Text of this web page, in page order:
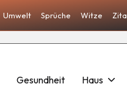
Umwelt Sprüche Witze
Gesundheit Haus